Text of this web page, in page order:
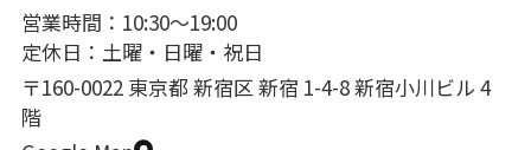
営業時間：10:30〜19:00
定休日：土曜・日曜・祝日
〒160-0022 東京都 新宿区 新宿 1-4-8 新宿小川ビル 4
階